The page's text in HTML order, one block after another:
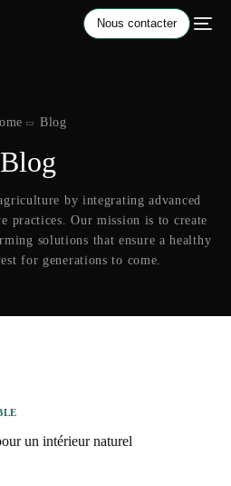
Nous contacter
Blog
Blog
by integrating advanced
practices. Our mission is to create
solutions that ensure a healthy
for generations to come.
un intérieur naturel